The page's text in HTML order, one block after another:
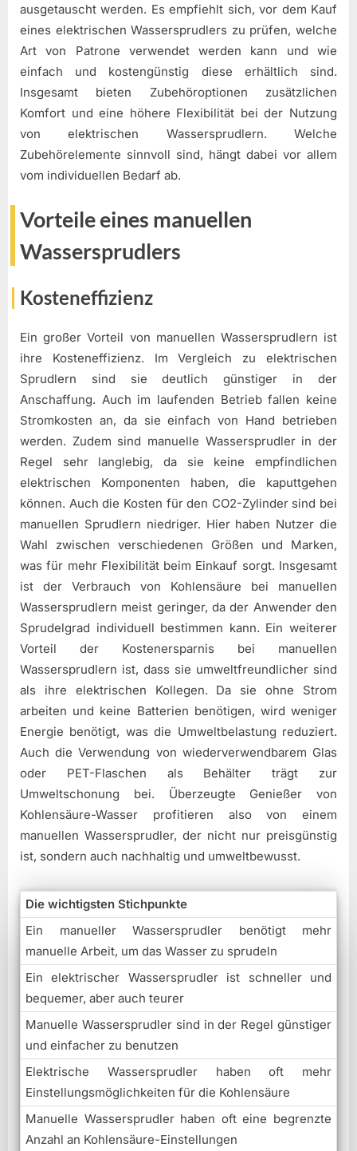
ausgetauscht werden. Es empfiehlt sich, vor dem Kauf
eines elektrischen Wassersprudlers zu prüfen, welche
Art von Patrone verwendet werden kann und wie
einfach und kostengünstig diese erhältlich sind.
Insgesamt bieten Zubehöroptionen zusätzlichen
Komfort und eine höhere Flexibilität bei der Nutzung
von elektrischen Wassersprudlern. Welche
Zubehörelemente sinnvoll sind, hängt dabei vor allem
vom individuellen Bedarf ab.
Vorteile eines manuellen
Wassersprudlers
Kosteneffizienz
Ein großer Vorteil von manuellen Wassersprudlern ist
ihre Kosteneffizienz. Im Vergleich zu elektrischen
Sprudlern sind sie deutlich günstiger in der
Anschaffung. Auch im laufenden Betrieb fallen keine
Stromkosten an, da sie einfach von Hand betrieben
werden. Zudem sind manuelle Wassersprudler in der
Regel sehr langlebig, da sie keine empfindlichen
elektrischen Komponenten haben, die kaputtgehen
können. Auch die Kosten für den CO2-Zylinder sind bei
manuellen Sprudlern niedriger. Hier haben Nutzer die
Wahl zwischen verschiedenen Größen und Marken,
was für mehr Flexibilität beim Einkauf sorgt. Insgesamt
ist der Verbrauch von Kohlensäure bei manuellen
Wassersprudlern meist geringer, da der Anwender den
Sprudelgrad individuell bestimmen kann. Ein weiterer
Vorteil der Kostenersparnis bei manuellen
Wassersprudlern ist, dass sie umweltfreundlicher sind
als ihre elektrischen Kollegen. Da sie ohne Strom
arbeiten und keine Batterien benötigen, wird weniger
Energie benötigt, was die Umweltbelastung reduziert.
Auch die Verwendung von wiederverwendbarem Glas
oder PET-Flaschen als Behälter trägt zur
Umweltschonung bei. Überzeugte Genießer von
Kohlensäure-Wasser profitieren also von einem
manuellen Wassersprudler, der nicht nur preisgünstig
ist, sondern auch nachhaltig und umweltbewusst.
Die wichtigsten Stichpunkte
Ein manueller Wassersprudler benötigt mehr
manuelle Arbeit, um das Wasser zu sprudeln
Ein elektrischer Wassersprudler ist schneller und
bequemer, aber auch teurer
Manuelle Wassersprudler sind in der Regel günstiger
und einfacher zu benutzen
Elektrische Wassersprudler haben oft mehr
Einstellungsmöglichkeiten für die Kohlensäure
Manuelle Wassersprudler haben oft eine begrenzte
Anzahl an Kohlensäure-Einstellungen